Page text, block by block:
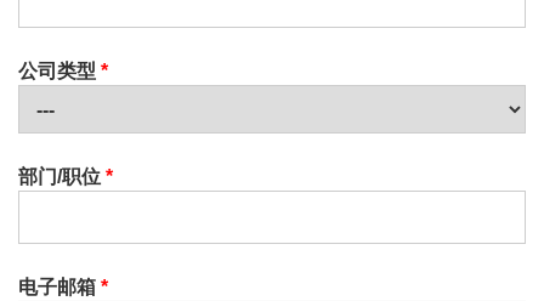
公司类型 *
部门/职位 *
电子邮箱 *